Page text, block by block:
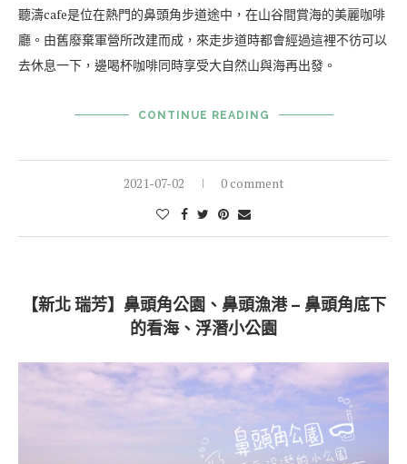
聽濤cafe是位在熱門的鼻頭角步道途中，在山谷間賞海的美麗咖啡
廳。由舊廢棄軍營所改建而成，來走步道時都會經過這裡不彷可以
去休息一下，邊喝杯咖啡同時享受大自然山與海再出發。
CONTINUE READING
2021-07-02 0 comment
【新北 瑞芳】鼻頭角公園、鼻頭漁港 – 鼻頭角底下
的看海、浮潛小公園